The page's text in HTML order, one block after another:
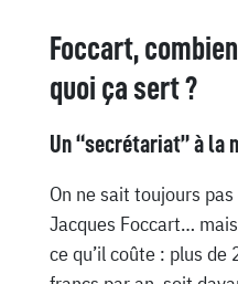
Foccart,
quoi ça sert ?
Un “secrétariat” à la
On ne sait toujours
Jacques Foccart…
ce qu’il coûte : plus de